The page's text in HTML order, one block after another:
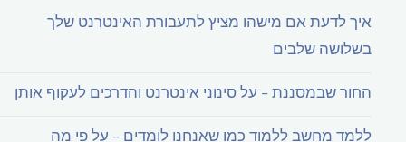
איך לדעת אם מישהו מציץ לתעבורת האינטרנט שלך
בשלושה שלבים
החור שבמסננת – על סינוני אינטרנט והדרכים לעקוף אותן
ללמד מחשב ללמוד כמו שאנחנו לומדים – על פי מה